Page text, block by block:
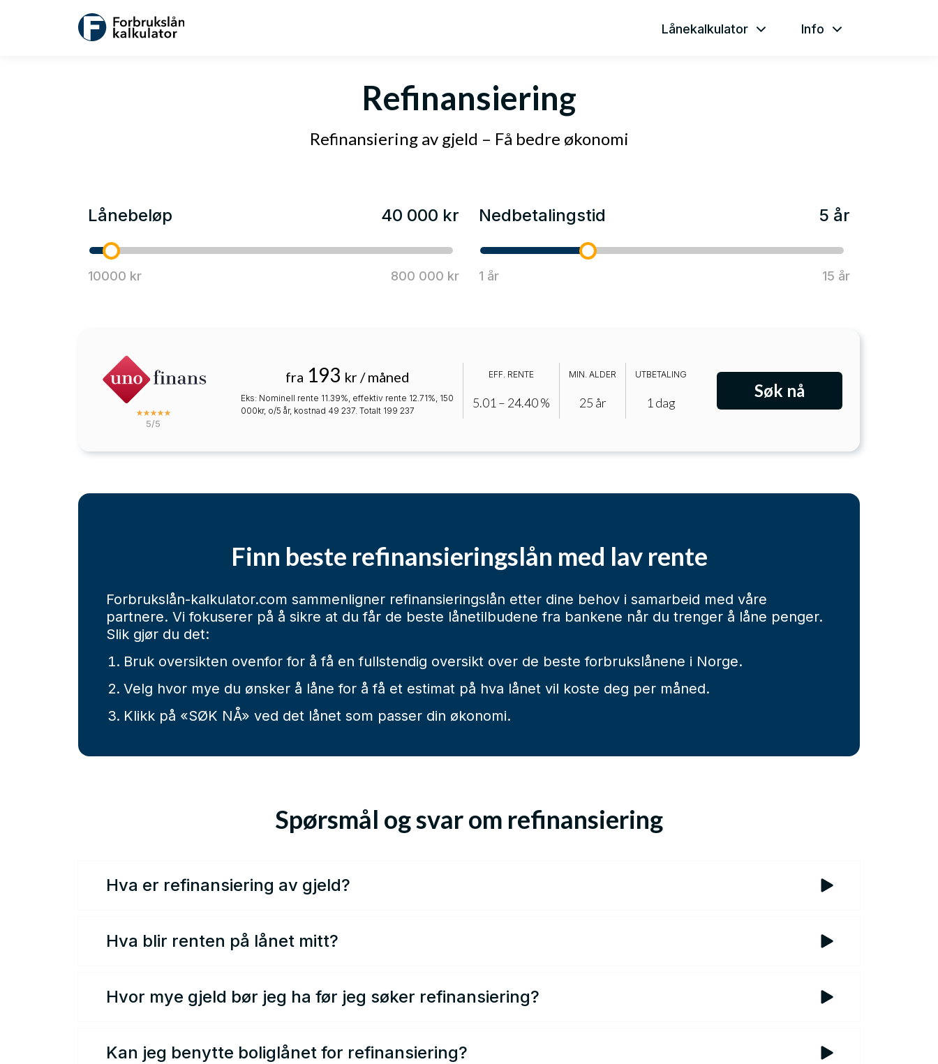
Lånekalkulator Info
Refinansiering
Refinansiering av gjeld – Få bedre økonomi
Lånebeløp 40 000 kr
10000 kr 800 000 kr
Nedbetalingstid 5 år
1 år 15 år
5/5
fra 193 kr / måned
Eks: Nominell rente 11.39%, effektiv rente 12.71%, 150
000kr, o/5 år, kostnad 49 237. Totalt 199 237
EFF. RENTE
5.01 – 24.40 %
MIN. ALDER
25 år
UTBETALING
1 dag
Søk nå
Finn beste refinansieringslån med lav rente
Forbrukslån-kalkulator.com sammenligner refinansieringslån etter dine behov i samarbeid med våre
partnere. Vi fokuserer på å sikre at du får de beste lånetilbudene fra bankene når du trenger å låne penger.
Slik gjør du det:
Bruk oversikten ovenfor for å få en fullstendig oversikt over de beste forbrukslånene i Norge.
Velg hvor mye du ønsker å låne for å få et estimat på hva lånet vil koste deg per måned.
Klikk på «SØK NÅ» ved det lånet som passer din økonomi.
Spørsmål og svar om refinansiering
Hva er refinansiering av gjeld?
kredittkortgjeld kan du oppnå gunstigere vilkår og lavere månedlige avdrag.
Hva blir renten på lånet mitt?
gjeldsbrev hvor din endelige rente er oppgitt. Det utgjør også en forskjell på lånevilkår om du evner å stille sikkerhet for
lånet eller søker lån uten sikkerhet.
Hvor mye gjeld bør jeg ha før jeg søker refinansiering?
fordelt på. Om du betjener to eller flere lån vil det i de aller fleste tilfeller lønne seg å refinansiere.
Kan jeg benytte boliglånet for refinansiering?